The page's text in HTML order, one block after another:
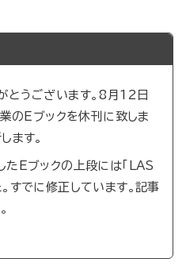
とうございます。8月12日
業のEブックを休刊に致しま
ます。
Eブックの上段には「LAS
すでに修正しています。記事